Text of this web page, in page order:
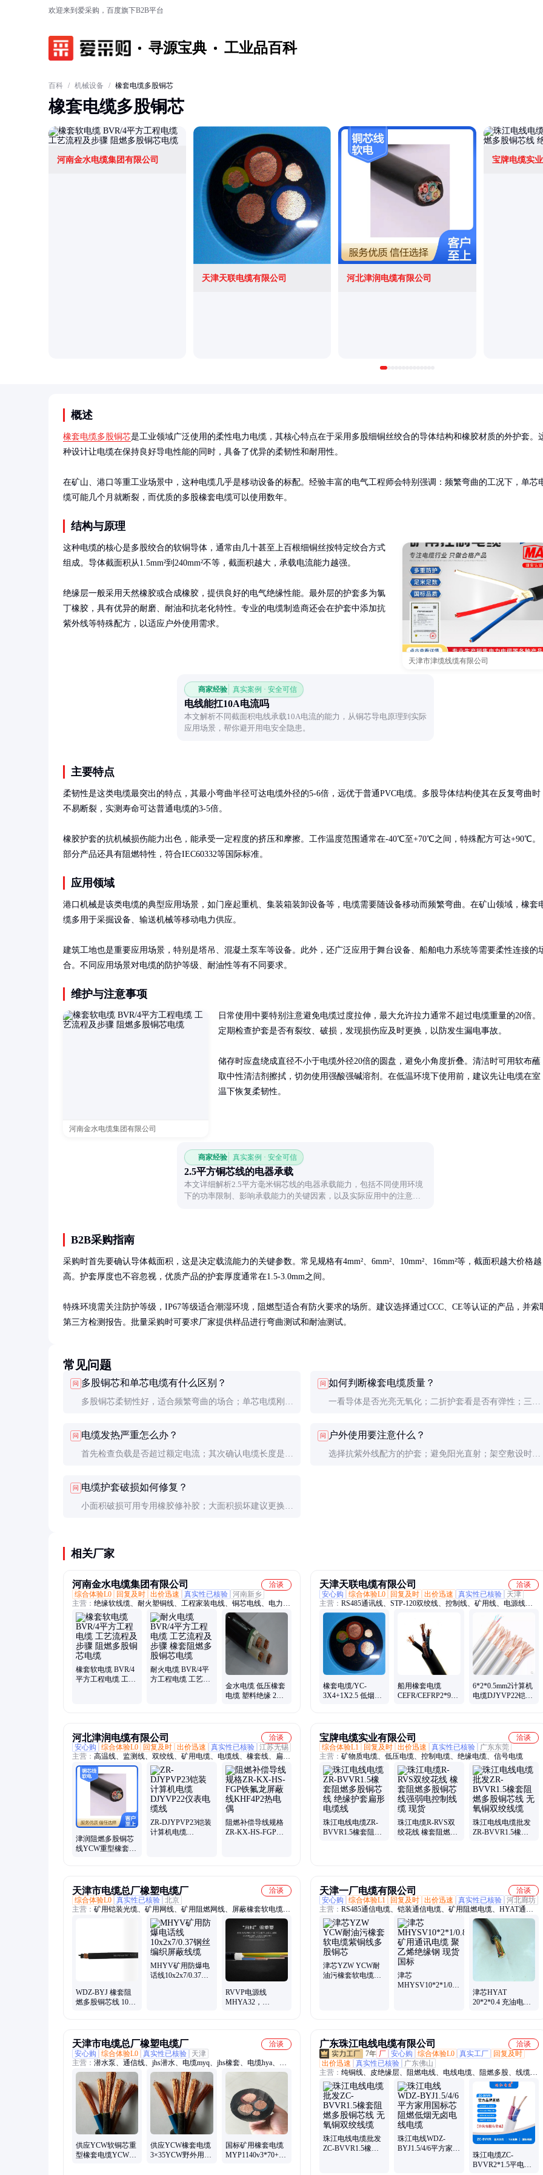
欢迎来到爱采购，百度旗下B2B平台
寻源宝典 工业品百科
百科 / 机械设备 / 橡套电缆多股铜芯
橡套电缆多股铜芯
河南金水电缆集团有限公司
天津天联电缆有限公司 河北津润电缆有限公司
宝牌电缆实
概述
橡套电缆多股铜芯是工业领域广泛使用的柔性电力电缆，其核心特点在于采用多股细铜丝绞合的导体结构和橡胶材质的外护套。
种设计让电缆在保持良好导电性能的同时，具备了优异的柔韧性和耐用性。
在矿山、港口等重工业场景中，这种电缆几乎是移动设备的标配。经验丰富的电气工程师会特别强调：频繁弯曲的工况下，单芯
缆可能几个月就断裂，而优质的多股橡套电缆可以使用数年。
结构与原理
天津市津缆线缆有限公司
这种电缆的核心是多股绞合的软铜导体，通常由几十甚至上百根细铜丝按特定绞合方式
组成。导体截面积从1.5mm²到240mm²不等，截面积越大，承载电流能力越强。
绝缘层一般采用天然橡胶或合成橡胶，提供良好的电气绝缘性能。最外层的护套多为氯
丁橡胶，具有优异的耐磨、耐油和抗老化特性。专业的电缆制造商还会在护套中添加抗
紫外线等特殊配方，以适应户外使用需求。
商家经验 真实案例 · 安全可信
电线能扛10A电流吗
本文解析不同截面积电线承载10A电流的能力，从铜芯导电原理到实际
应用场景，帮你避开用电安全隐患。
主要特点
柔韧性是这类电缆最突出的特点，其最小弯曲半径可达电缆外径的5-6倍，远优于普通PVC电缆。多股导体结构使其在反复弯曲时
不易断裂，实测寿命可达普通电缆的3-5倍。
橡胶护套的抗机械损伤能力出色，能承受一定程度的挤压和摩擦。工作温度范围通常在-40℃至+70℃之间，特殊配方可达+90℃。
部分产品还具有阻燃特性，符合IEC60332等国际标准。
应用领域
港口机械是该类电缆的典型应用场景，如门座起重机、集装箱装卸设备等，电缆需要随设备移动而频繁弯曲。在矿山领域，橡套
缆多用于采掘设备、输送机械等移动电力供应。
建筑工地也是重要应用场景，特别是塔吊、混凝土泵车等设备。此外，还广泛应用于舞台设备、船舶电力系统等需要柔性连接的
合。不同应用场景对电缆的防护等级、耐油性等有不同要求。
维护与注意事项
河南金水电缆集团有限公司
日常使用中要特别注意避免电缆过度拉伸，最大允许拉力通常不超过电缆重量的20倍。
定期检查护套是否有裂纹、破损，发现损伤应及时更换，以防发生漏电事故。
储存时应盘绕成直径不小于电缆外径20倍的圆盘，避免小角度折叠。清洁时可用软布蘸
取中性清洁剂擦拭，切勿使用强酸强碱溶剂。在低温环境下使用前，建议先让电缆在室
温下恢复柔韧性。
商家经验 真实案例 · 安全可信
2.5平方铜芯线的电器承载
本文详细解析2.5平方毫米铜芯线的电器承载能力，包括不同使用环境
下的功率限制、影响承载能力的关键因素，以及实际应用中的注意事
B2B采购指南
采购时首先要确认导体截面积，这是决定载流能力的关键参数。常见规格有4mm²、6mm²、10mm²、16mm²等，截面积越大价格越
高。护套厚度也不容忽视，优质产品的护套厚度通常在1.5-3.0mm之间。
特殊环境需关注防护等级，IP67等级适合潮湿环境，阻燃型适合有防火要求的场所。建议选择通过CCC、CE等认证的产品，并索
第三方检测报告。批量采购时可要求厂家提供样品进行弯曲测试和耐油测试。
常见问题
问 多股铜芯和单芯电缆有什么区别？
多股铜芯柔韧性好，适合频繁弯曲的场合；单芯电缆刚性
能优异。
问 如何判断橡套电缆质量？
一看导体是否光亮无氧化；二折护套看是否有弹性；三测
问 电缆发热严重怎么办？
首先检查负载是否超过额定电流；其次确认电缆长度是否
更换更大截面积的电缆。
问 户外使用要注意什么？
选择抗紫外线配方的护套；避免阳光直射；架空敷设时要
问 电缆护套破损如何修复？
小面积破损可用专用橡胶修补胶；大面积损坏建议更换整
相关厂家
河南金水电缆集团有限公司
洽谈
综合体验L0
回复及时 出价迅速 真实性已核验 河南新乡
主营： 绝缘软线缆、耐火塑铜线、工程家装电线、铜芯电线、电力电
缆、金水电缆、低烟无卤电缆、电缆铝线、绝缘电缆、矿物质电缆、
电线电缆、防火电缆、铜芯电缆、橡套软电缆、铝电缆、家用电线、
铜电线、电线护套线、空调电源线、高压架空裸线、铜软线、家装线
缆、电力线缆、ZRYV、BVR
橡套软电缆 BVR/4
平方工程电缆 工艺
耐火电缆 BVR/4平
方工程电缆 工艺流
金水电缆 低压橡套
电缆 塑料绝缘 2
天津天联电缆有限公司
洽谈
安心购
综合体验L0 回复及时 出价迅速 真实性已核验
天津
主营： RS485通讯线、STP-120双绞线、控制线、矿用线、电源线、
电话线、屏蔽线、低烟无卤线、消防耐火线、视频线、信号线、
ASTP-120屏蔽、RS485-22铠装、阻燃电话线、音频线、广播线、监
控线、铁路信号线、组合线
橡套电缆/YC-
3X4+1X2.5 低烟无
船用橡套电缆
CEFR/CEFRP2*95+1*35
6*2*0.5mm2计算机
电缆DJYVP22铠装
河北津润电缆有限公司
洽谈
安心购
综合体验L0 回复及时 出价迅速 真实性已核验 江苏无锡
主营： 高温线、监测线、双绞线、矿用电缆、电缆线、橡套线、扁电
缆、铜芯线、HYA通信电缆、计算机电缆、铁路信号电缆、照明线、
焊把线、复合线、电源线、屏蔽线、手柄线、视频线、软电线、监控
线、广播线、玻璃棉、光伏线
津润阻燃多股铜芯
线YCW重型橡套软
ZR-DJYPVP23铠装
计算机电缆
阻燃补偿导线规格
ZR-KX-HS-FGP铁
宝牌电缆实业有限公司
洽谈
综合体验L1
回复及时 出价迅速 真实性已核验
广东东莞
主营： 矿物质电缆、低压电缆、控制电缆、绝缘电缆、信号电缆
珠江电线电缆ZR-
BVVR1.5橡套阻燃
珠江电缆R-RVS双
绞花线 橡套阻燃多
珠江电线电缆批发
ZR-BVVR1.5橡套
天津市电缆总厂橡塑电缆厂
洽谈
综合体验L0 真实性已核验 北京
主营： 矿用铠装光缆、矿用网线、矿用阻燃网线、屏蔽橡套软电缆、
矿用信号电缆、矿用通信电缆、矿用阻燃通讯电缆、矿用阻燃控制电
缆、计算机电缆、卷筒电缆、屏蔽电缆、潜水泵电缆、防水电缆、深
水井电缆、矿用监控电缆、铁路信号电缆、矿用高压橡套软电缆、矿
用井下移动软电缆、矿用屏蔽软电缆、耐高温电缆、耐低温电缆、大
对数通信电缆、铠装通讯电缆、Rs485通讯电缆、矿用电话线
WDZ-BYJ 橡套阻
燃多股铜芯线 10平
MHYV矿用防爆电
话线10x2x7/0.37钢
RVVP电源线
MHYA32，
天津一厂电缆有限公司
洽谈
安心购
综合体验L1 回复及时 出价迅速 真实性已核验 河北廊坊
主营： RS485通信电缆、铠装通信电缆、矿用阻燃电缆、HYAT通信
电缆、话线
津芯YZW YCW耐
油污橡套软电缆紫
津芯
MHYSV10*2*1/0.8
津芯HYAT
20*2*0.4 充油电话
天津市电缆总厂橡塑电缆厂
洽谈
安心购
综合体验L0 真实性已核验
天津
主营： 潜水泵、通信线、jhs潜水、电缆myq、jhs橡套、电缆hya、电
缆jhs、4芯电缆、电缆1*10、电缆1*16、电缆1*70、铜芯1*25、国标
电缆、遥感电缆、潜水电缆、橡皮电缆、耐寒电缆、单芯铜芯、阻燃
电缆、橡胶电缆、控制电缆、1*50国标、铠装通信、潜水电机、jbq
电机线
供应YCW软铜芯重
型橡套电缆YCW多
供应YCW橡套电缆
3×35YCW野外用电
国标矿用橡套电缆
MYP1140v3*70+1*25
广东珠江电线电缆有限公司
洽谈
7年 厂 安心购 综合体验L0 真实工厂
回复及时
出价迅速
真实性已核验
广东佛山
主营： 纯铜线、皮绝缘层、阻燃电线、电线电缆、阻燃多股、线缆多
股、电缆多股、电线多股、多股铜芯、电力电缆、铠装电缆、工程电
缆、矿物质电缆、扁形电缆线、家装电线、阻燃软线、乙烯绝缘、家
用电线、护套电线、绝缘护套、单皮绝缘、双绞线缆、铜线强弱电、
强弱电线缆、电线强弱电
珠江电线电缆批发
ZC-BVVR1.5橡套
珠江电线WDZ-
BYJ1.5/4/6平方家用
珠江电缆ZC-
BVVR2*1.5平电缆